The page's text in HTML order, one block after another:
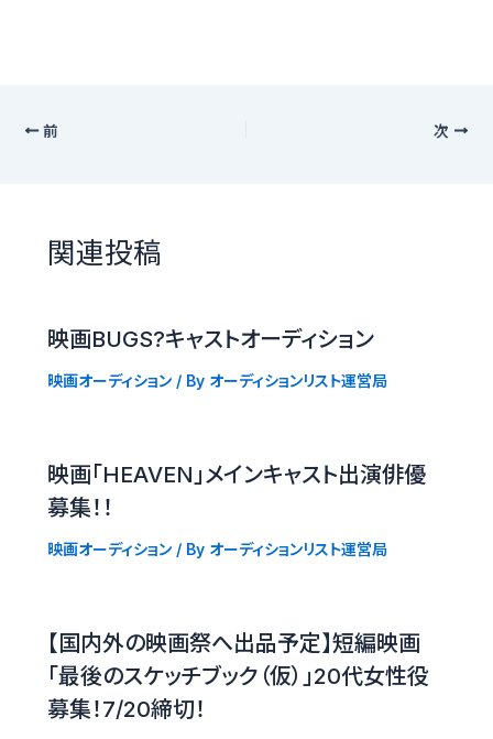
前 次
関連投稿
映画BUGS?キャストオーディション
映画オーディション/ By オーディションリスト運営局
映画「HEAVEN」メインキャスト出演俳優
募集！！
映画オーディション/ By オーディションリスト運営局
【国内外の映画祭へ出品予定】短編映画
「最後のスケッチブック（仮）」20代女性役
募集！7/20締切！